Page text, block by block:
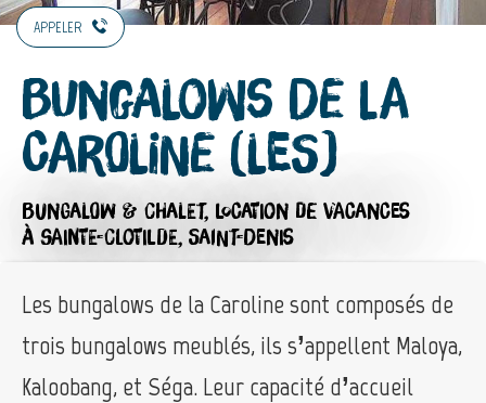
APPELER
Bungalows de la
Caroline (Les)
BUNGALOW & CHALET, LOCATION DE VACANCES
À SAINTE-CLOTILDE, SAINT-DENIS
Les bungalows de la Caroline sont composés de
trois bungalows meublés, ils s’appellent Maloya,
Kaloobang, et Séga. Leur capacité d’accueil